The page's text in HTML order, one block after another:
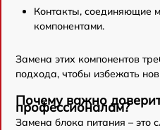
Контакты, соединяющие
компонентами.
Замена этих компонентов
подхода, чтобы избежать
Почему важно
профессионалам?
Замена блока питания – это